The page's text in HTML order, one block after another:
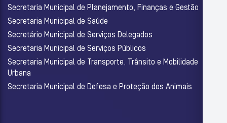
Secretaria Municipal de Planejamento, Finanças e Gestão
Secretaria Municipal de Saúde
Secretário Municipal de Serviços Delegados
Secretaria Municipal de Serviços Públicos
Secretaria Municipal de Transporte, Trânsito e Mobilidade
Urbana
Secretaria Municipal de Defesa e Proteção dos Animais